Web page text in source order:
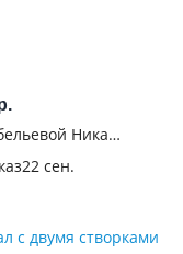
Ника
22 сен.